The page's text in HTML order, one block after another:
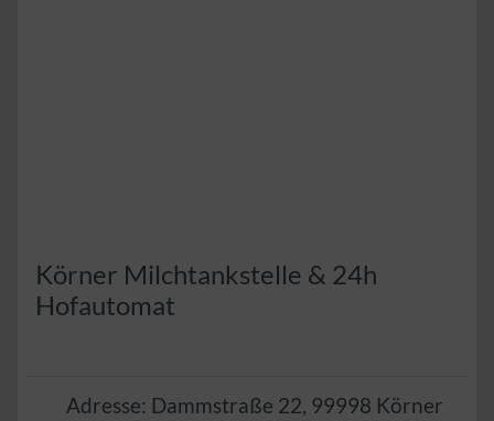
Körner Milchtankstelle & 24h
Hofautomat
Adresse: Dammstraße 22 99998 Körner